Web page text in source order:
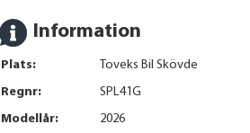
Information
Plats:
Toveks Bil Skövde
Regnr:
SPL41G
Modellår:
2026